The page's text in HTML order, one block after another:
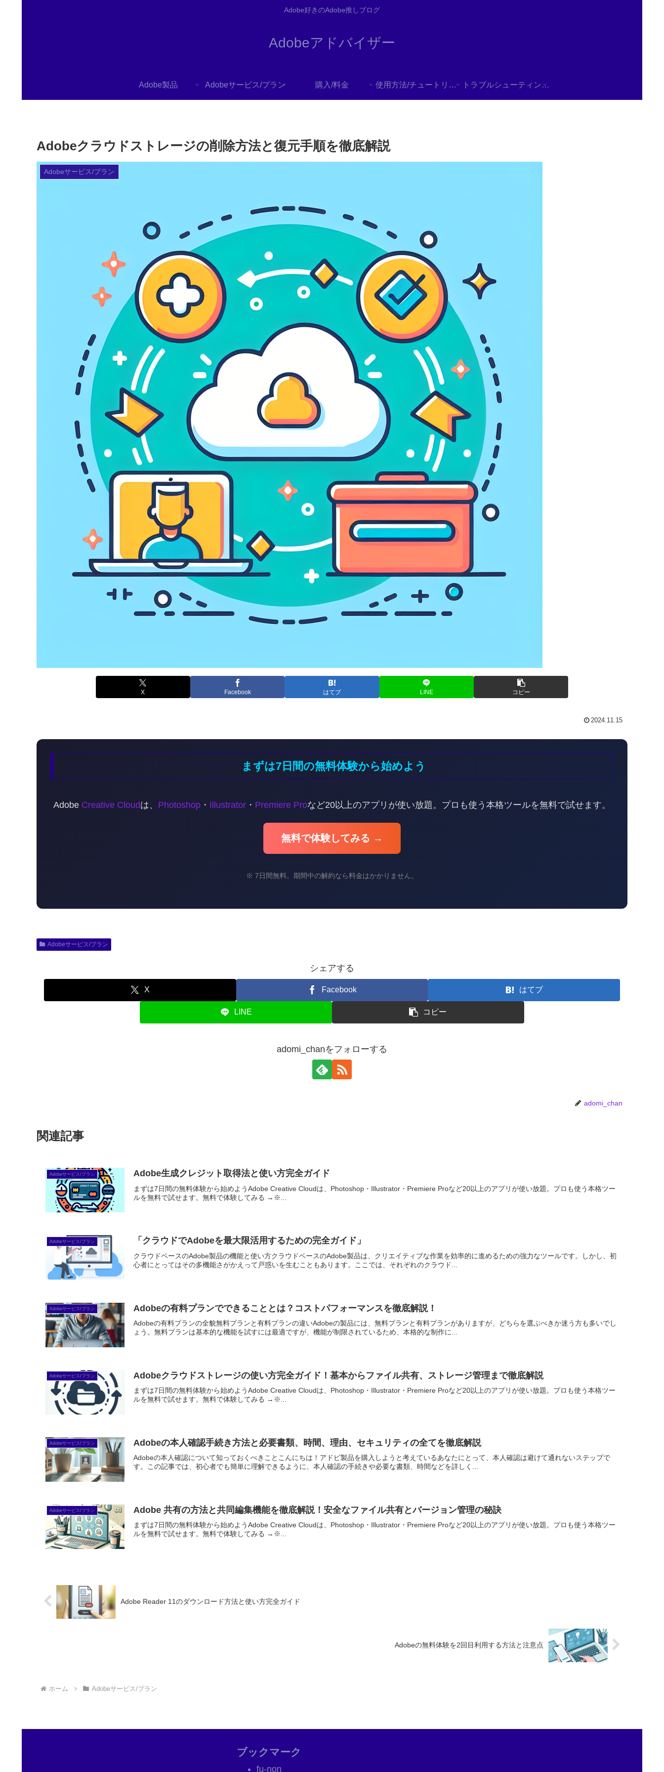
Adobe好きのAdobe推しブログ
Adobeアドバイザー
Adobe製品 Adobeサービス/プラン 購入/料金 使用方法/チュートリアル トラブルシューティング/FAQ
Adobeクラウドストレージの削除方法と復元手順を徹底解説
Adobeサービス/プラン
X Facebook はてブ LINE コピー
2024.11.15
まずは7日間の無料体験から始めよう
Adobe Creative Cloudは、 Photoshop ・ Illustrator ・ Premiere Proなど20以上のアプリが使い放題。プロも使う本格ツールを無料で試せます。
無料で体験してみる →
※ 7日間無料。期間中の解約なら料金はかかりません。
Adobeサービス/プラン
シェアする
X Facebook はてブ
LINE コピー
adomi_chanをフォローする
adomi_chan
関連記事
Adobeサービス/プラン Adobe生成クレジット取得法と使い方完全ガイド
まずは7日間の無料体験から始めようAdobe Creative Cloudは、Photoshop・Illustrator・Premiere Proなど20以上のアプリが使い放題。プロも使う本格ツー
ルを無料で試せます。無料で体験してみる →※...
Adobeサービス/プラン 「クラウドでAdobeを最大限活用するための完全ガイド」
クラウドベースのAdobe製品の機能と使い方クラウドベースのAdobe製品は、クリエイティブな作業を効率的に進めるための強力なツールです。しかし、初
心者にとってはその多機能さがかえって戸惑いを生むこともあります。ここでは、それぞれのクラウド...
Adobeサービス/プラン Adobeの有料プランでできることとは？コストパフォーマンスを徹底解説！
Adobeの有料プランの全貌無料プランと有料プランの違いAdobeの製品には、無料プランと有料プランがありますが、どちらを選ぶべきか迷う方も多いでし
ょう。無料プランは基本的な機能を試すには最適ですが、機能が制限されているため、本格的な制作に...
Adobeサービス/プラン Adobeクラウドストレージの使い方完全ガイド！基本からファイル共有、ストレージ管理まで徹底解説
まずは7日間の無料体験から始めようAdobe Creative Cloudは、Photoshop・Illustrator・Premiere Proなど20以上のアプリが使い放題。プロも使う本格ツー
ルを無料で試せます。無料で体験してみる →※...
Adobeサービス/プラン Adobeの本人確認手続き方法と必要書類、時間、理由、セキュリティの全てを徹底解説
Adobeの本人確認について知っておくべきことこんにちは！アドビ製品を購入しようと考えているあなたにとって、本人確認は避けて通れないステップで
す。この記事では、初心者でも簡単に理解できるように、本人確認の手続きや必要な書類、時間などを詳しく...
Adobeサービス/プラン Adobe 共有の方法と共同編集機能を徹底解説！安全なファイル共有とバージョン管理の秘訣
まずは7日間の無料体験から始めようAdobe Creative Cloudは、Photoshop・Illustrator・Premiere Proなど20以上のアプリが使い放題。プロも使う本格ツー
ルを無料で試せます。無料で体験してみる →※...
Adobe Reader 11のダウンロード方法と使い方完全ガイド
Adobeの無料体験を2回目利用する方法と注意点
ホーム Adobeサービス/プラン
ブックマーク
fu-non